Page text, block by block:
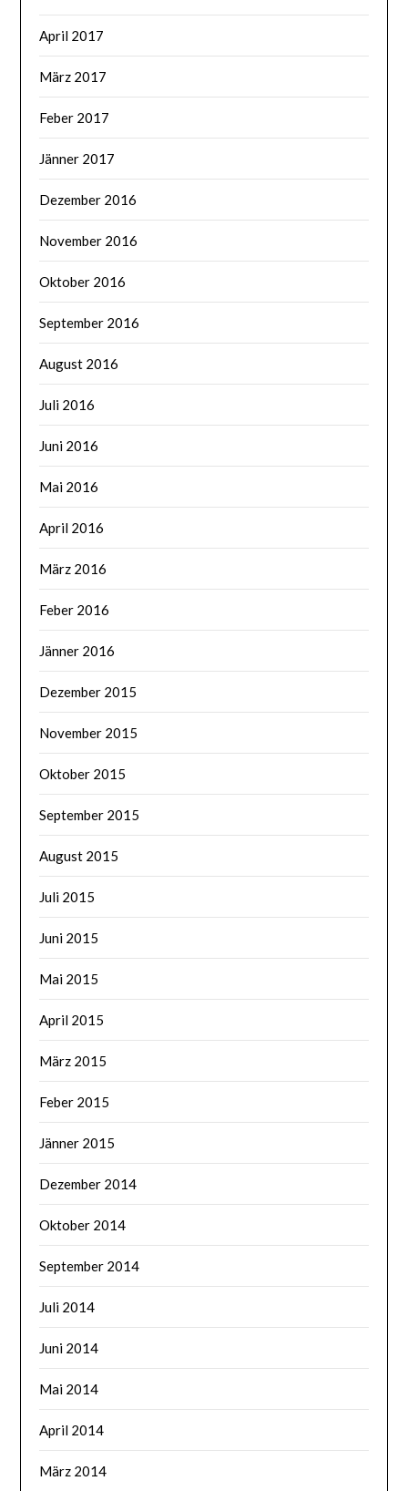
April 2017
März 2017
Feber 2017
Jänner 2017
Dezember 2016
November 2016
Oktober 2016
September 2016
August 2016
Juli 2016
Juni 2016
Mai 2016
April 2016
März 2016
Feber 2016
Jänner 2016
Dezember 2015
November 2015
Oktober 2015
September 2015
August 2015
Juli 2015
Juni 2015
Mai 2015
April 2015
März 2015
Feber 2015
Jänner 2015
Dezember 2014
Oktober 2014
September 2014
Juli 2014
Juni 2014
Mai 2014
April 2014
März 2014